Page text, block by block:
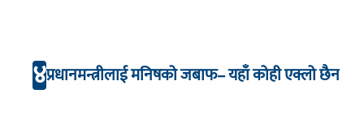
४प्रधानमन्त्रीलाई मनिषको जबाफ– यहाँ कोही एक्लो छैन